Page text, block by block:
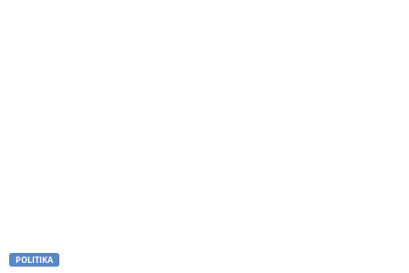
POLITIKA